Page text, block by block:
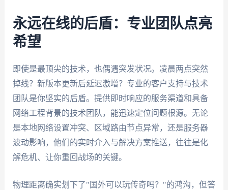
永远在线的后盾：专业团队点亮
希望
即使是最顶尖的技术，也偶遇突发状况。凌晨两点突然
掉线？新版本更新后延迟激增？专业的客户支持与技术
团队是你坚实的后盾。提供即时响应的服务渠道和具备
网络工程背景的技术团队，能迅速定位问题根源。无论
是本地网络设置冲突、区域路由节点异常，还是服务器
波动影响，他们的实时介入与解决方案推送，往往是化
解危机、让你重回战场的关键。
物理距离确实划下了"国外可以玩传奇吗？"的鸿沟，但答